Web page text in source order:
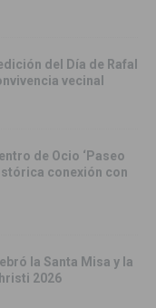
del Día de Rafal
vecinal
de Ocio ‘Paseo
conexión con
la Santa Misa y la
2026